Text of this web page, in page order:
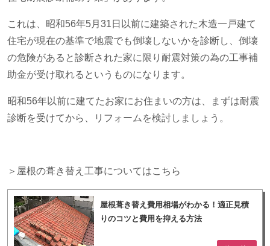
これは、昭和56年5月 31 日以前に建築された木造一戸建て
住宅が現在の基準で地震でも倒壊しないかを診断し、倒壊
の危険があると診断された家に限り耐震対策の為の工事補
助金が受け取れるというものになります。
昭和56年以前に建てたお家にお住まいの方は、まずは耐震
診断を受けてから、リフォームを検討しましょう。
＞屋根の葺き替え工事についてはこちら
屋根葺き替え費用相場がわかる！適正見積
りのコツと費用を抑える方法